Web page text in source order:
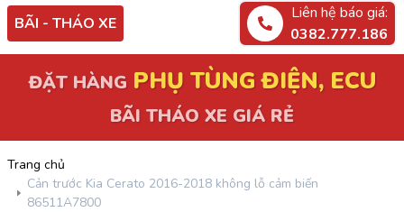
BÃI - THÁO XE
Liên hệ báo giá:
0382.777.186
ĐẶT HÀNG PHỤ TÙNG ĐIỆN, ECU
BÃI THÁO XE GIÁ RẺ
Trang chủ
Cản trước Kia Cerato 2016-2018 không lỗ cảm biến
86511A7800